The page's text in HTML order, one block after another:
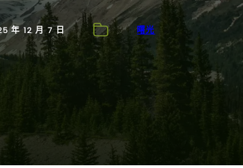
年 12 月 7 日 曙光